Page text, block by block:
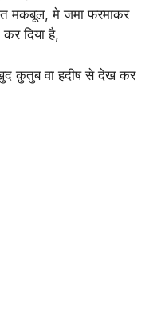
मकबूल, मे जमा फरमाकर
दिया है,
क़ुतुब वा हदीष से देख कर